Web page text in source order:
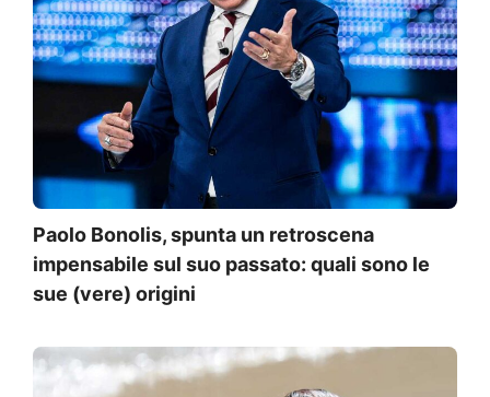
Paolo Bonolis, spunta un retroscena
impensabile sul suo passato: quali sono le
sue (vere) origini